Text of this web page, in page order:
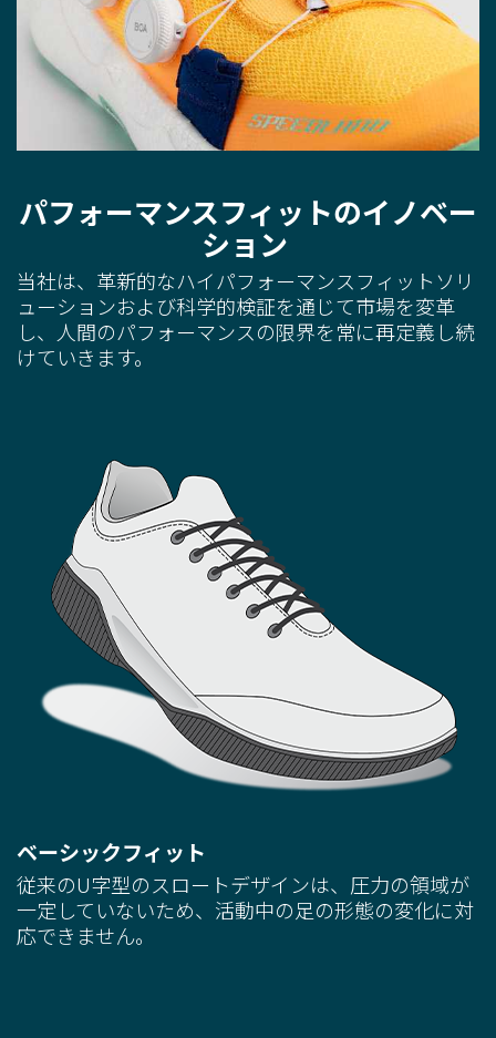
パフォーマンスフィットのイノベー
ション
当社は、革新的なハイパフォーマンスフィットソリ
ューションおよび科学的検証を通じて市場を変革
し、人間のパフォーマンスの限界を常に再定義し続
けていきます。
ベーシックフィット
従来のU字型のスロートデザインは、圧力の領域が
一定していないため、活動中の足の形態の変化に対
応できません。